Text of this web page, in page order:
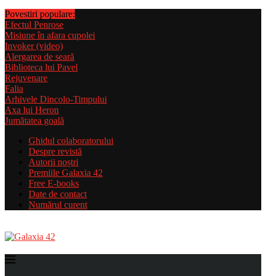
Povestiri populare:
Efectul Penrose
Misiune în afara cupolei
Invoker (video)
Alergarea de seară
Biblioteca lui Pavel
Rejuvenare
Falia
Arhivele Dincolo-Timpului
Axa lui Heron
Jumătatea goală
Ghidul colaboratorului
Despre revistă
Autorii noștri
Premiile Galaxia 42
Free E-books
Date de contact
Numărul curent